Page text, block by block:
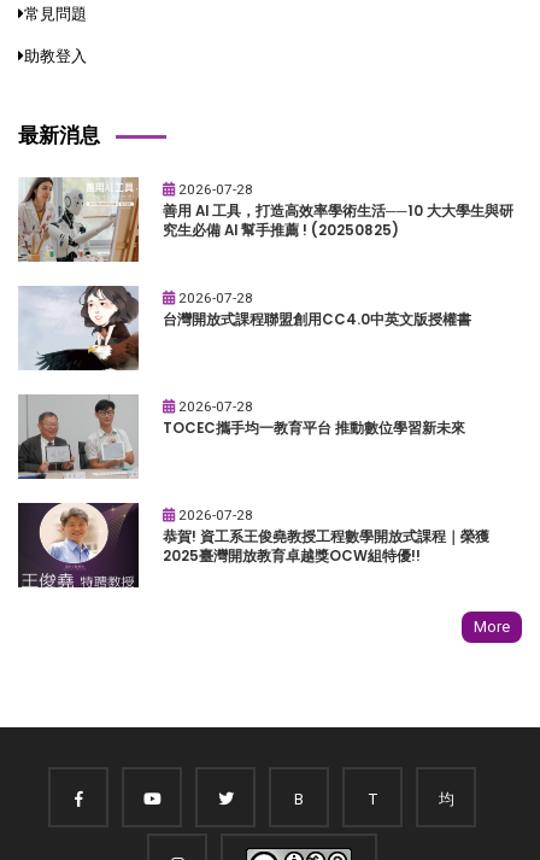
常見問題
助教登入
最新消息
2026-07-28
善用 AI 工具，打造高效率學術生活──10 大大學生與研
究生必備 AI 幫手推薦 ! (20250825)
2026-07-28
台灣開放式課程聯盟創用CC4.0中英文版授權書
2026-07-28
TOCEC攜手均一教育平台 推動數位學習新未來
2026-07-28
恭賀! 資工系王俊堯教授工程數學開放式課程｜榮獲
2025臺灣開放教育卓越獎OCW組特優!!
More
B T 均